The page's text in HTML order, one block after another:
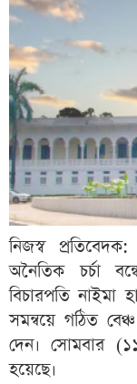
নিজস্ব
অনৈতিক চর্চা
বিচারপতি নাইমা
সমন্বয়ে গঠিত
দেন। সোমবার
হয়েছে।